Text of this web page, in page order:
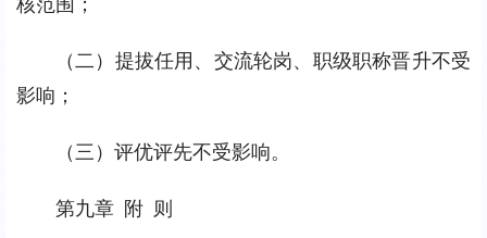
（二）提拔任用、交流轮岗、职级职称晋升不受
影响；
（三）评优评先不受影响。
第九章 附 则